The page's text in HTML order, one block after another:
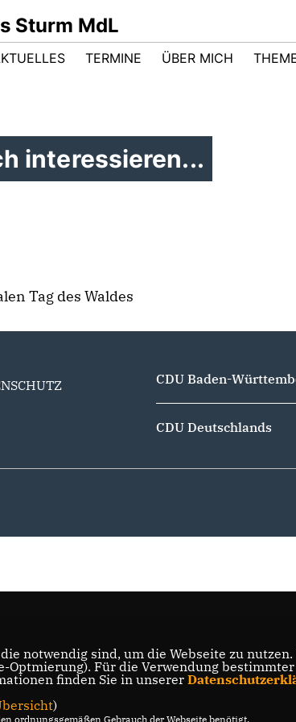
Sturm MdL
TERMINE ÜBER MICH
interessieren...
Tag des Waldes
CDU Baden-
CDU Deutschlands
notwendig sind, um die Webseite zu
Optmierung). Für die Verwendung
finden Sie in unserer
)
ordnungsgemäßen Gebrauch der Webseite benötigt.